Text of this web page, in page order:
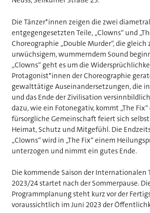
Die Tänzer*innen zeigen die zwei diametral
entgegengesetzten Teile, „Clowns“ und
Choreographie „Double Murder“, die
urwüchsigem, wummerndem Sound
„Clowns“ geht es um die
Protagonist*innen der Choreographie
gewalttätige Auseinandersetzungen, die
und das Ende der Zivilisation
dazu, wie ein Fotonegativ, kommt „The Fix“
fürsorgliche Gemeinschaft feiert sich
Heimat, Schutz und Mitgefühl. Die
„Clowns“ wird in „The Fix“ einem
unterzogen und nimmt ein gutes Ende.
Die kommende Saison der Internationalen
2023/24 startet nach der Sommerpause.
Programmplanung steht kurz vor der
voraussichtlich im Juni 2023 der